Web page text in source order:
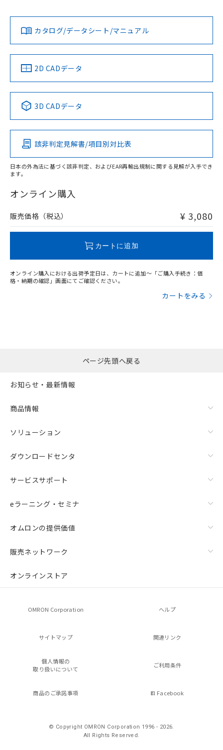
ダウンロードデータをご利用いただく前に、以下を必ずお読
みください。
ソフトウェアの使用条件
対応済み
中国 RoHS 注意事項・凡例
Pb Hg Cd Cr(VI)
O
在庫等で未対応品が混在する可能性があります。
問い合わせください。
カタログ/データシート/マニュアル
2D CADデータ
3D CADデータ
該非判定見解書/項目別対比表
日本の外為法に基づく該非判定、およびEAR再輸出規制に関する見解が入手でき
ます。
オンライン購入
販売価格（税込） ¥ 3,080
カートに追加
オンライン購入における出荷予定日は、カートに追加～「ご購入手続き：価
格・納期の確認」画面にてご確認ください。
カートをみる
ページ先頭へ戻る
お知らせ・最新情報
商品情報
ソリューション
ダウンロードセンタ
サービスサポート
eラーニング・セミナ
オムロンの提供価値
販売ネットワーク
オンラインストア
OMRON Corporation ヘルプ
サイトマップ 関連リンク
個人情報の
取り扱いについて
ご利用条件
商品のご承諾事項 Facebook
© Copyright OMRON Corporation 1996 - 2026.
All Rights Reserved.